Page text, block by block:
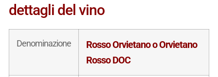
dettagli del vino
Denominazione
Rosso Orvietano o Orvietano
Rosso DOC